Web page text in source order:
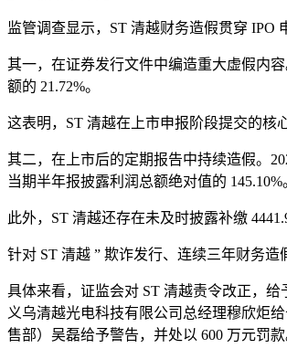
监管调查显示，ST 清越财务造假贯穿 IPO
其一，在证券发行文件中编造重大虚假内
额的 21.72%。
这表明，ST 清越在上市申报阶段提交的核
其二，在上市后的定期报告中持续造假。
当期半年报披露利润总额绝对值的
此外，ST 清越还存在未及时披露补缴
针对 ST 清越 ” 欺诈发行、连续三年财务
具体来看，证监会对 ST 清越责令改正，
义乌清越光电科技有限公司总经理穆欣炬
售部）吴磊给予警告，并处以 600 万元罚款